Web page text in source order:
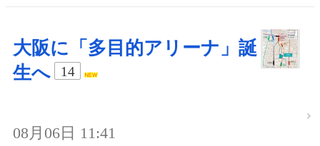
大阪に「多目的アリーナ」誕
生へ
14
08月06日 11:41